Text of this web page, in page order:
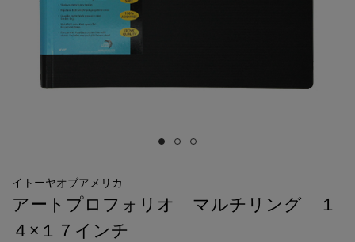
イトーヤオブアメリカ
アートプロフォリオ マルチリング １
４×１７インチ